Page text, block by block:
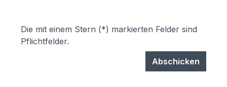
Die mit einem Stern (*) markierten Felder sind
Pflichtfelder.
Abschicken